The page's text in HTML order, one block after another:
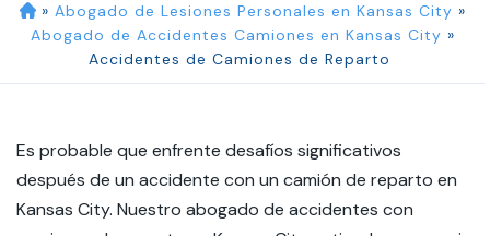
» Abogado de Lesiones Personales en Kansas City »
Abogado de Accidentes Camiones en Kansas City »
Accidentes de Camiones de Reparto
Es probable que enfrente desafíos significativos
después de un accidente con un camión de reparto en
Kansas City. Nuestro abogado de accidentes con